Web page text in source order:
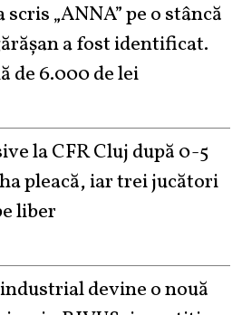
„ANNA” pe o stâncă
a fost identificat.
de 6.000 de lei
la CFR Cluj după 0-5
pleacă, iar trei jucători
liber
devine o nouă